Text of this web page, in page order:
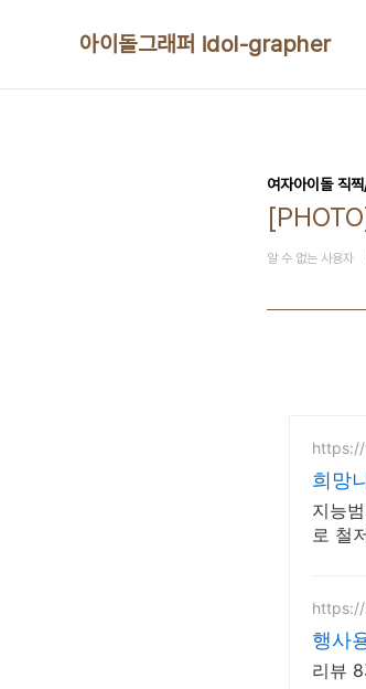
아이돌그래퍼 idol-grapher
여자아이돌 직
알 수 없는 사용자
희망
지능
로 철
행사
리뷰